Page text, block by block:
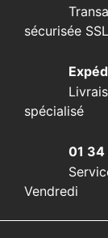
sécurisée SSL
spécialisé
01
Vendredi